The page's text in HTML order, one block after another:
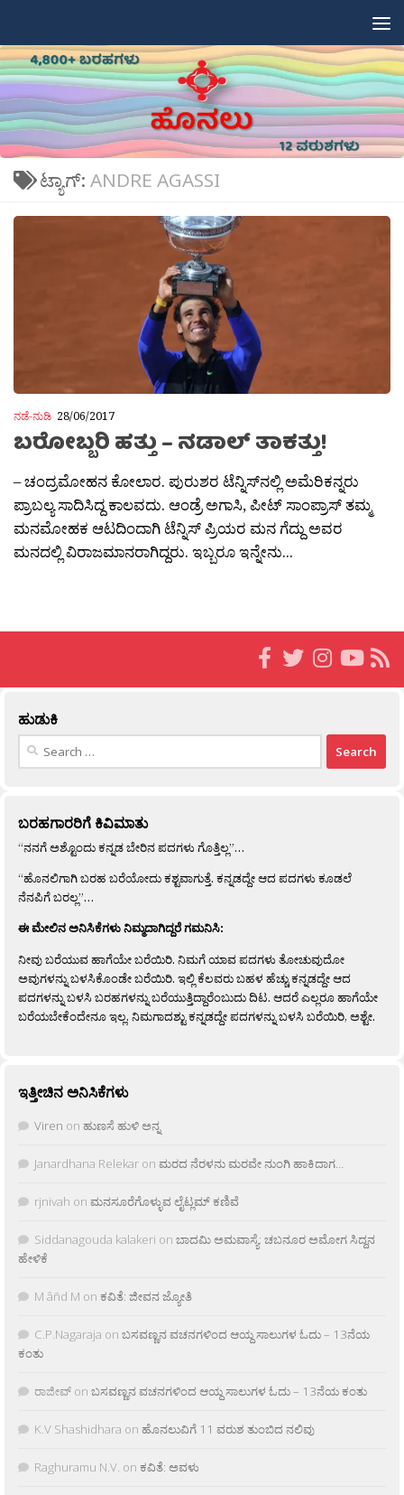
ಟ್ಯಾಗ್: ANDRE AGASSI
ನಡೆ-ನುಡಿ 28/06/2017
ಬರೋಬ್ಬರಿ ಹತ್ತು – ನಡಾಲ್​ ತಾಕತ್ತು!
– ಚಂದ್ರಮೋಹನ ಕೋಲಾರ. ಪುರುಶರ ಟೆನ್ನಿಸ್​ನಲ್ಲಿ ಅಮೆರಿಕನ್ನರು
ಪ್ರಾಬಲ್ಯ ಸಾದಿಸಿದ್ದ ಕಾಲವದು. ಆಂಡ್ರೆ ಅಗಾಸಿ, ಪೀಟ್ ಸಾಂಪ್ರಾಸ್​ ತಮ್ಮ
ಮನಮೋಹಕ ಆಟದಿಂದಾಗಿ ಟೆನ್ನಿಸ್​ ಪ್ರಿಯರ ಮನ ಗೆದ್ದು ಅವರ
ಮನದಲ್ಲಿ ವಿರಾಜಮಾನರಾಗಿದ್ದರು. ಇಬ್ಬರೂ ಇನ್ನೇನು...
ಹುಡುಕಿ
Search
ಬರಹಗಾರರಿಗೆ ಕಿವಿಮಾತು
“ನನಗೆ ಅಶ್ಟೊಂದು ಕನ್ನಡ ಬೇರಿನ ಪದಗಳು ಗೊತ್ತಿಲ್ಲ”…
“ಹೊನಲಿಗಾಗಿ ಬರಹ ಬರೆಯೋದು ಕಶ್ಟವಾಗುತ್ತೆ. ಕನ್ನಡದ್ದೇ ಆದ ಪದಗಳು ಕೂಡಲೆ
ನೆನಪಿಗೆ ಬರಲ್ಲ”…
ಈ ಮೇಲಿನ ಅನಿಸಿಕೆಗಳು ನಿಮ್ಮದಾಗಿದ್ದರೆ ಗಮನಿಸಿ:
ನೀವು ಬರೆಯುವ ಹಾಗೆಯೇ ಬರೆಯಿರಿ. ನಿಮಗೆ ಯಾವ ಪದಗಳು ತೋಚುವುದೋ
ಅವುಗಳನ್ನು ಬಳಸಿಕೊಂಡೇ ಬರೆಯಿರಿ. ಇಲ್ಲಿ ಕೆಲವರು ಬಹಳ ಹೆಚ್ಚು ಕನ್ನಡದ್ದೇ ಆದ
ಪದಗಳನ್ನು ಬಳಸಿ ಬರಹಗಳನ್ನು ಬರೆಯುತ್ತಿದ್ದಾರೆಂಬುದು ದಿಟ. ಆದರೆ ಎಲ್ಲರೂ ಹಾಗೆಯೇ
ಬರೆಯಬೇಕೆಂದೇನೂ ಇಲ್ಲ. ನಿಮಗಾದಶ್ಟು ಕನ್ನಡದ್ದೇ ಪದಗಳನ್ನು ಬಳಸಿ ಬರೆಯಿರಿ, ಅಶ್ಟೇ.
ಇತ್ತೀಚಿನ ಅನಿಸಿಕೆಗಳು
Viren on ಹುಣಸೆ ಹುಳಿ ಅನ್ನ
Janardhana Relekar on ಮರದ ನೆರಳನು ಮರವೇ ನುಂಗಿ ಹಾಕಿದಾಗ…
rjnivah on ಮನಸೂರೆಗೊಳ್ಳುವ ಲೈಟ್ಲಮ್ ಕಣಿವೆ
Siddanagouda kalakeri on ಬಾದಮಿ ಅಮವಾಸ್ಯೆ: ಚಬನೂರ ಅಮೋಗ ಸಿದ್ದನ
ಹೇಳಿಕೆ
M âñd M on ಕವಿತೆ: ಜೀವನ ಜ್ಯೋತಿ
C.P.Nagaraja on ಬಸವಣ್ಣನ ವಚನಗಳಿಂದ ಆಯ್ದ ಸಾಲುಗಳ ಓದು – 13ನೆಯ
ಕಂತು
ರಾಜೀವ್ on ಬಸವಣ್ಣನ ವಚನಗಳಿಂದ ಆಯ್ದ ಸಾಲುಗಳ ಓದು – 13ನೆಯ ಕಂತು
K.V Shashidhara on ಹೊನಲುವಿಗೆ 11 ವರುಶ ತುಂಬಿದ ನಲಿವು
Raghuramu N.V. on ಕವಿತೆ: ಅವಳು